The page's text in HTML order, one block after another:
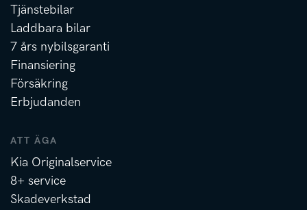
Tjänstebilar
Laddbara bilar
7 års nybilsgaranti
Finansiering
Försäkring
Erbjudanden
ATT ÄGA
Kia Originalservice
8+ service
Skadeverkstad